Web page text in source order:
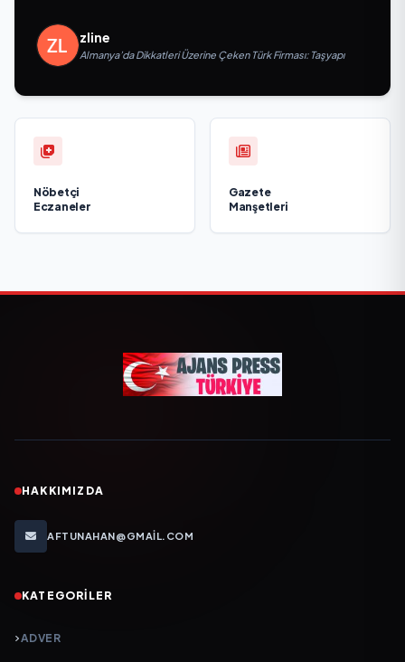
zline
Almanya’da Dikkatleri Üzerine Çeken Türk Firması: Taşyapı
Nöbetçi
Eczaneler
Gazete
Manşetleri
HAKKIMIZDA
AFTUNAHAN@GMAIL.COM
KATEGORILER
ADVER